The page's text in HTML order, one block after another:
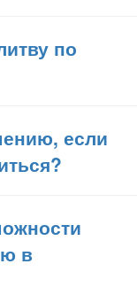
по
если
в